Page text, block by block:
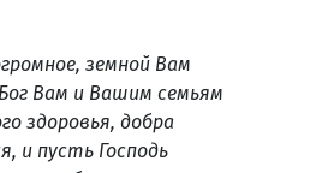
земной Вам
Вам и Вашим семьям
здоровья, добра
и пусть Господь